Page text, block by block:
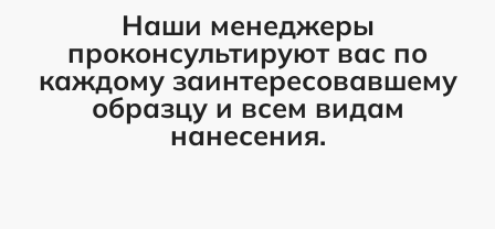
Наши менеджеры
проконсультируют вас по
каждому заинтересовавшему
образцу и всем видам
нанесения.